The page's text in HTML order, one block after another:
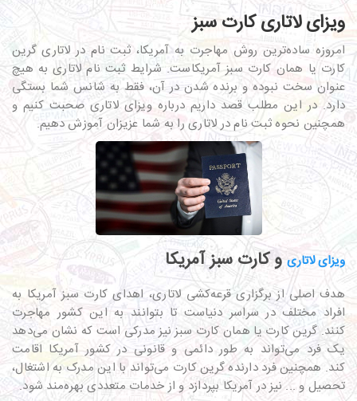
ویزای لاتاری کارت سبز
امروزه ساده‎‌ترین روش مهاجرت به آمریکا، ثبت نام در لاتاری گرین
کارت یا همان کارت سبز آمریکاست. شرایط ثبت نام لاتاری به هیچ
عنوان سخت نبوده و برنده شدن در آن، فقط به شانس شما بستگی
دارد. در این مطلب قصد داریم درباره ویزای لاتاری صحبت کنیم و
همچنین نحوه ثبت نام در لاتاری را به شما عزیزان آموزش دهیم.
ویزای لاتاریو کارت سبز آمریکا
هدف اصلی از برگزاری قرعه‌کشی لاتاری، اهدای کارت سبز آمریکا به
افراد مختلف در سراسر دنیاست تا بتوانند به این کشور مهاجرت
کنند. گرین کارت یا همان کارت سبز نیز مدرکی است که نشان می‌دهد
یک فرد می‌تواند به طور دائمی و قانونی در کشور آمریکا اقامت
کند. همچنین فرد دارنده گرین کارت می‌تواند با این مدرک به اشتغال،
تحصیل و ... نیز در آمریکا بپردازد و از خدمات متعددی بهره‌مند شود.